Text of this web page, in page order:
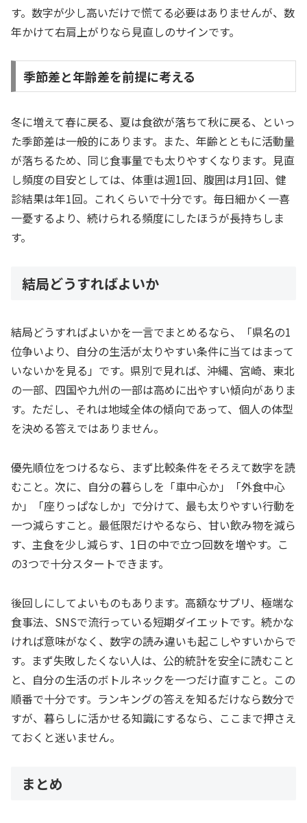
す。数字が少し高いだけで慌てる必要はありませんが、数
年かけて右肩上がりなら見直しのサインです。
季節差と年齢差を前提に考える
冬に増えて春に戻る、夏は食欲が落ちて秋に戻る、といっ
た季節差は一般的にあります。また、年齢とともに活動量
が落ちるため、同じ食事量でも太りやすくなります。見直
し頻度の目安としては、体重は週1回、腹囲は月1回、健
診結果は年1回。これくらいで十分です。毎日細かく一喜
一憂するより、続けられる頻度にしたほうが長持ちしま
す。
結局どうすればよいか
結局どうすればよいかを一言でまとめるなら、「県名の1
位争いより、自分の生活が太りやすい条件に当てはまって
いないかを見る」です。県別で見れば、沖縄、宮崎、東北
の一部、四国や九州の一部は高めに出やすい傾向がありま
す。ただし、それは地域全体の傾向であって、個人の体型
を決める答えではありません。
優先順位をつけるなら、まず比較条件をそろえて数字を読
むこと。次に、自分の暮らしを「車中心か」「外食中心
か」「座りっぱなしか」で分けて、最も太りやすい行動を
一つ減らすこと。最低限だけやるなら、甘い飲み物を減ら
す、主食を少し減らす、1日の中で立つ回数を増やす。こ
の3つで十分スタートできます。
後回しにしてよいものもあります。高額なサプリ、極端な
食事法、SNSで流行っている短期ダイエットです。続かな
ければ意味がなく、数字の読み違いも起こしやすいからで
す。まず失敗したくない人は、公的統計を安全に読むこと
と、自分の生活のボトルネックを一つだけ直すこと。この
順番で十分です。ランキングの答えを知るだけなら数分で
すが、暮らしに活かせる知識にするなら、ここまで押さえ
ておくと迷いません。
まとめ